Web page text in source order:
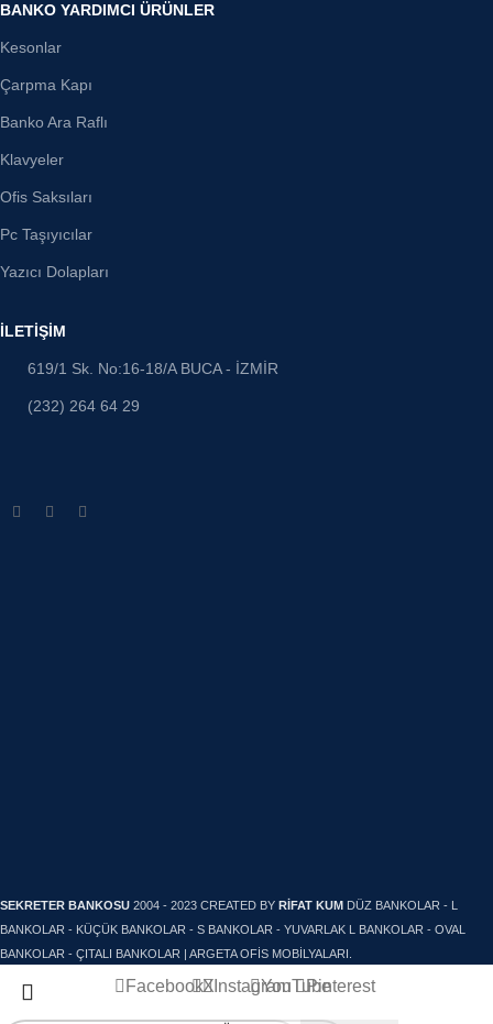
BANKO YARDIMCI ÜRÜNLER
Kesonlar
Çarpma Kapı
Banko Ara Raflı
Klavyeler
Ofis Saksıları
Pc Taşıyıcılar
Yazıcı Dolapları
İLETİŞİM
619/1 Sk. No:16-18/A BUCA - İZMİR
(232) 264 64 29
OFİS DOLAPLARI
SEKRETER BANKOSU 2004 - 2023 CREATED BY RİFAT KUM DÜZ BANKOLAR - L
BANKOLAR - KÜÇÜK BANKOLAR - S BANKOLAR - YUVARLAK L BANKOLAR - OVAL
BANKOLAR - ÇITALI BANKOLAR | ARGETA OFİS MOBİLYALARI.
FacebookX InstagramYouTubePinterest